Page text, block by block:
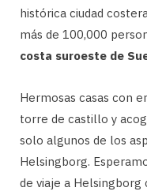
histórica ciudad
más de 100,000
costa suroeste de
Hermosas casas con
torre de castillo y
solo algunos de los
Helsingborg.
de viaje a